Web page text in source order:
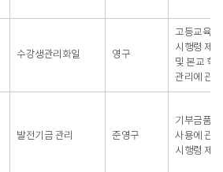
수강생관리화일 영구
고등교육법
시행령 제4
및 본교 학
관리에 관
발전기금 관리 준영구
기부금품
사용에 관
시행령 제